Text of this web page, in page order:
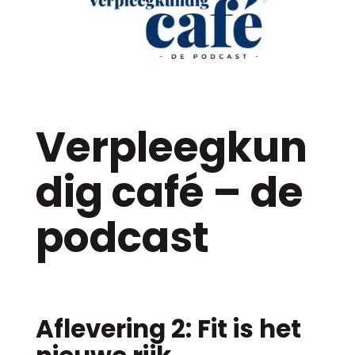
Verpleegkun
dig café – de
podcast
Aflevering 2: Fit is het